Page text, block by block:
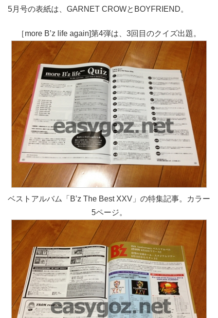
5月号の表紙は、GARNET CROWとBOYFRIEND。
［more B’z life again]第4弾は、3回目のクイズ出題。
ベストアルバム「B’z The Best XXV」の特集記事。カラー
5ページ。